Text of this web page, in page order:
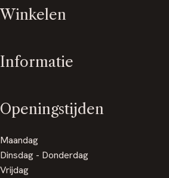
Winkelen
Informatie
Openingstijden
Maandag
Dinsdag - Donderdag
Vrijdag